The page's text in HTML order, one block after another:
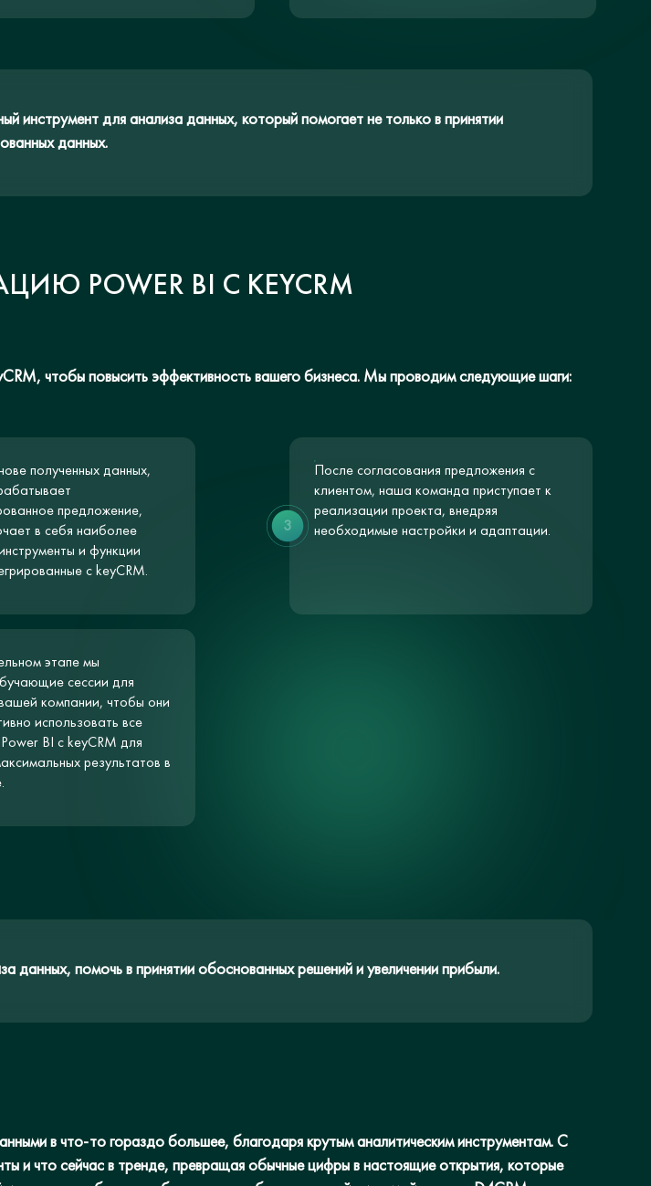
инструмент для анализа данных, который помогает не только в принятии
данных.
POWER BI С KEYCRM
чтобы повысить эффективность вашего бизнеса. Мы проводим следующие шаги:
полученных данных,
предложение,
в себя наиболее
и функции
с keyCRM.
После согласования предложения с
клиентом, наша команда приступает к
реализации проекта, внедряя
необходимые настройки и адаптации.
3
этапе мы
сессии для
компании, чтобы они
использовать все
BI с keyCRM для
результатов в
помочь в принятии обоснованных решений и увеличении прибыли.
в что-то гораздо большее, благодаря крутым аналитическим инструментам. С
и что сейчас в тренде, превращая обычные цифры в настоящие открытия, которые